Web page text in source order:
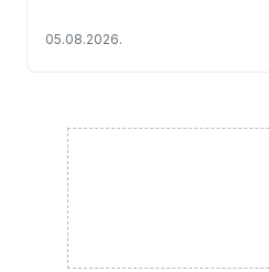
05.08.2026.